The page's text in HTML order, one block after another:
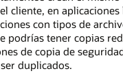
cliente, en aplicaciones
con tipos de
podrías tener copias
de copia de
duplicados.